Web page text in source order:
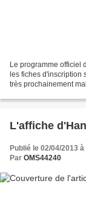
Le programme officiel
les fiches d'inscription
très prochainement
L'affiche
Publié le 02/04/2013
Par OMS44240